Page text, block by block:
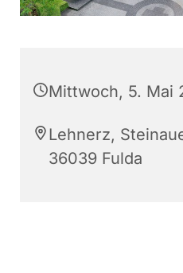
Mittwoch, 5. Mai
Lehnerz,
36039 Fulda